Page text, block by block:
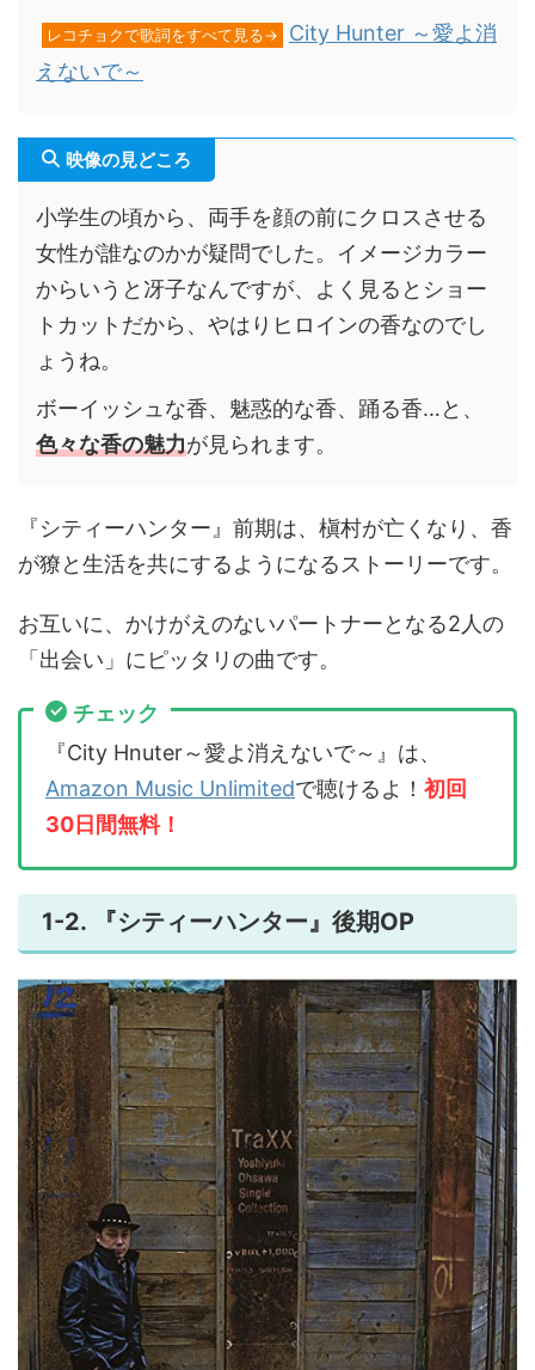
レコチョクで歌詞をすべて見る→
City Hunter ～愛よ消
えないで～
映像の見どころ
小学生の頃から、両手を顔の前にクロスさせる
女性が誰なのかが疑問でした。イメージカラー
からいうと冴子なんですが、よく見るとショー
トカットだから、やはりヒロインの香なのでし
ょうね。
ボーイッシュな香、魅惑的な香、踊る香…と、
色々な香の魅力が見られます。
『シティーハンター』前期は、槇村が亡くなり、香
が獠と生活を共にするようになるストーリーです。
お互いに、かけがえのないパートナーとなる2人の
「出会い」にピッタリの曲です。
チェック
『City Hnuter～愛よ消えないで～』は、
Amazon Music Unlimitedで聴けるよ！ 初回
30日間無料！
1-2. 『シティーハンター』後期OP